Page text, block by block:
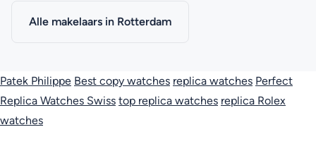
Alle makelaars in Rotterdam
Patek Philippe Best copy watches replica watches Perfect
Replica Watches Swiss top replica watches replica Rolex
watches